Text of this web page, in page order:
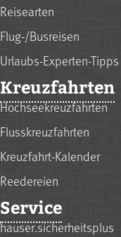
Reisearten
Flug-/Busreisen
Urlaubs-Experten-Tipps
Kreuzfahrten
Hochseekreuzfahrten
Flusskreuzfahrten
Kreuzfahrt-Kalender
Reedereien
Service
hauser.sicherheitsplus